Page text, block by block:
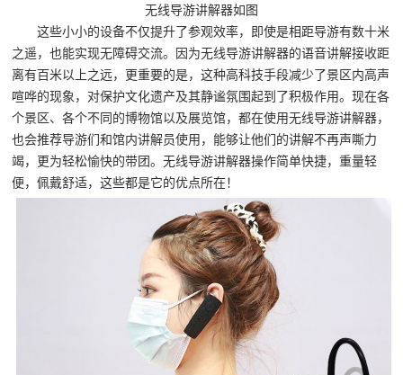
无线导游讲解器如图
这些小小的设备不仅提升了参观效率，即使是相距导游有数十米
之遥，也能实现无障碍交流。因为无线导游讲解器的语音讲解接收距
离有百米以上之远，更重要的是，这种高科技手段减少了景区内高声
喧哗的现象，对保护文化遗产及其静谧氛围起到了积极作用。现在各
个景区、各个不同的博物馆以及展览馆，都在使用无线导游讲解器，
也会推荐导游们和馆内讲解员使用，能够让他们的讲解不再声嘶力
竭，更为轻松愉快的带团。无线导游讲解器操作简单快捷，重量轻
便，佩戴舒适，这些都是它的优点所在！